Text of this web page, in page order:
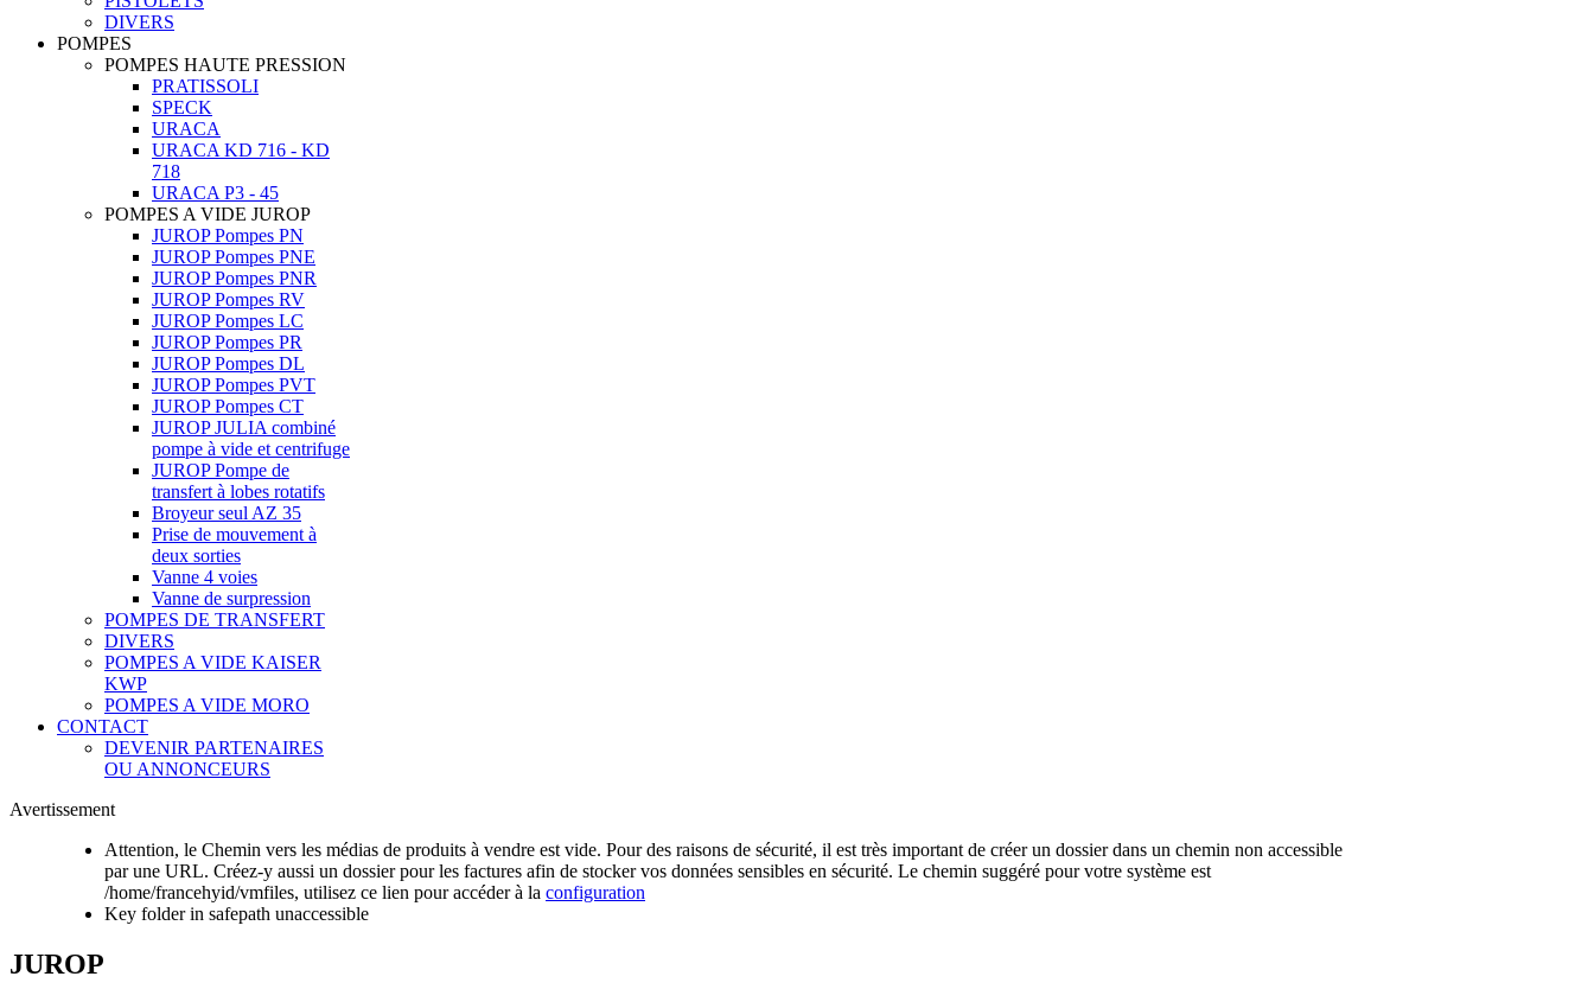
DIVERS
POMPES
POMPES HAUTE PRESSION
PRATISSOLI
SPECK
URACA
URACA KD 716 - KD
718
URACA P3 - 45
POMPES A VIDE JUROP
JUROP Pompes PN
JUROP Pompes PNE
JUROP Pompes PNR
JUROP Pompes RV
JUROP Pompes LC
JUROP Pompes PR
JUROP Pompes DL
JUROP Pompes PVT
JUROP Pompes CT
JUROP JULIA combiné
pompe à vide et centrifuge
JUROP Pompe de
transfert à lobes rotatifs
Broyeur seul AZ 35
Prise de mouvement à
deux sorties
Vanne 4 voies
Vanne de surpression
POMPES DE TRANSFERT
DIVERS
POMPES A VIDE KAISER
KWP
POMPES A VIDE MORO
CONTACT
DEVENIR PARTENAIRES
OU ANNONCEURS
Avertissement
Attention, le Chemin vers les médias de produits à vendre est vide. Pour des raisons de sécurité, il est très important de créer un dossier dans un chemin non accessible
par une URL. Créez-y aussi un dossier pour les factures afin de stocker vos données sensibles en sécurité. Le chemin suggéré pour votre système est
/home/francehyid/vmfiles, utilisez ce lien pour accéder à la configuration
Key folder in safepath unaccessible
JUROP